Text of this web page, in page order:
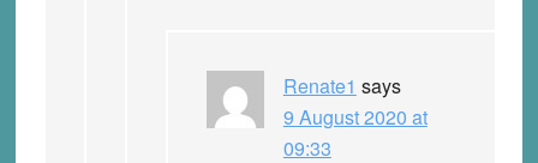
Renate1 says
9 August 2020 at
09:33